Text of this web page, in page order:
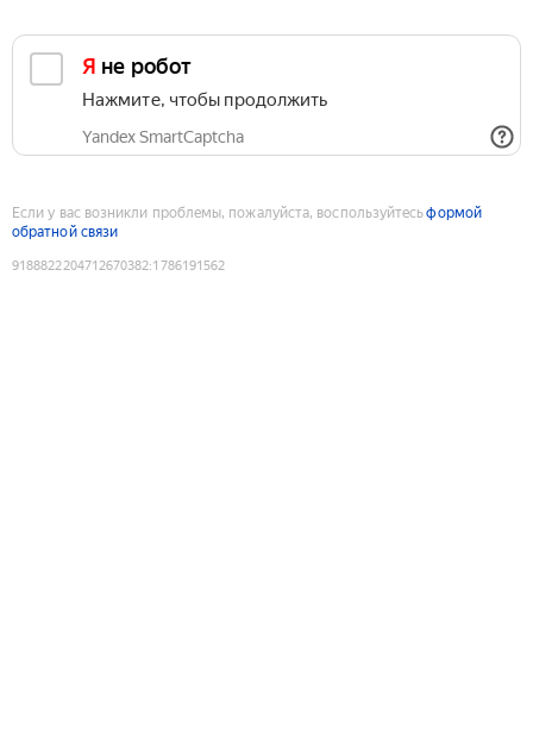
Я не робот
Нажмите, чтобы продолжить
Yandex SmartCaptcha
Если у вас возникли проблемы, пожалуйста, воспользуйтесьформой
обратной связи
9188822204712670382:1786191562